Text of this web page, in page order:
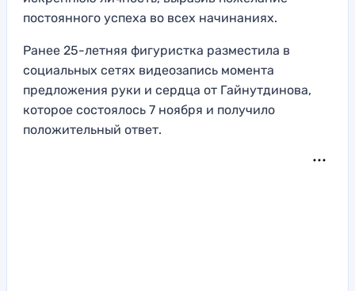
постоянного успеха во всех начинаниях.
Ранее 25-летняя фигуристка разместила в
социальных сетях видеозапись момента
предложения руки и сердца от Гайнутдинова,
которое состоялось 7 ноября и получило
положительный ответ.